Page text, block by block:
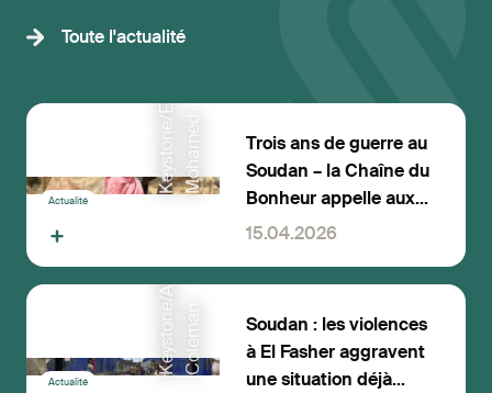
Toute l'actualité
K
e
y
s
t
o
n
e/
E
P
A
/
M
a
r
w
a
n
M
o
h
a
m
ed
Actualité
Trois ans de guerre au
Soudan – la Chaîne du
Bonheur appelle aux
dons
15.04.2026
K
e
y
s
t
o
ne
/
A
P
/
A
d
l
a
i
C
o
l
e
m
an
Actualité
Soudan : les violences
à El Fasher aggravent
une situation déjà